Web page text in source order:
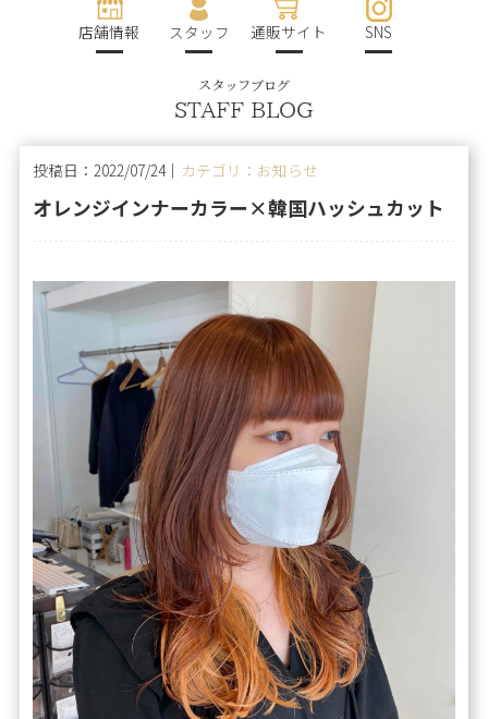
店舗情報 スタッフ 通販サイト SNS
スタッフブログ
STAFF BLOG
投稿日：2022/07/24｜ カテゴリ：お知らせ
オレンジインナーカラー×韓国ハッシュカット